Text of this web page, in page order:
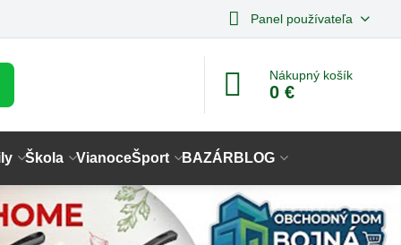
Panel používateľa
Nákupný košík
0 €
Škola VianoceŠport BAZÁR BLOG